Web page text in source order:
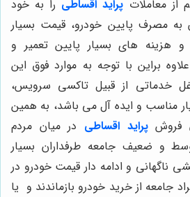
معاملات پراید اقساطی را به خود
مصرف پایین خودرو، قیمت بسیار
هزینه های بسیار پایین تعمیر و
براین با توجه به موارد فوق این
خدماتی از قبیل تاکسی سرویس،
مناسب و ایده آل می باشد، به همین
فروشپراید اقساطی در میان مردم
و ضعیف جامعه طرفداران بسیار
ناگهانی و ادامه دار قیمت خودرو در
جامعه از خرید خودرو بازماندند و یا